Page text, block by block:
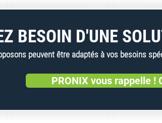
&
Compact
BESOIN D'UNE
peuvent être adaptés à vos besoins
PRONIX vous rappelle !